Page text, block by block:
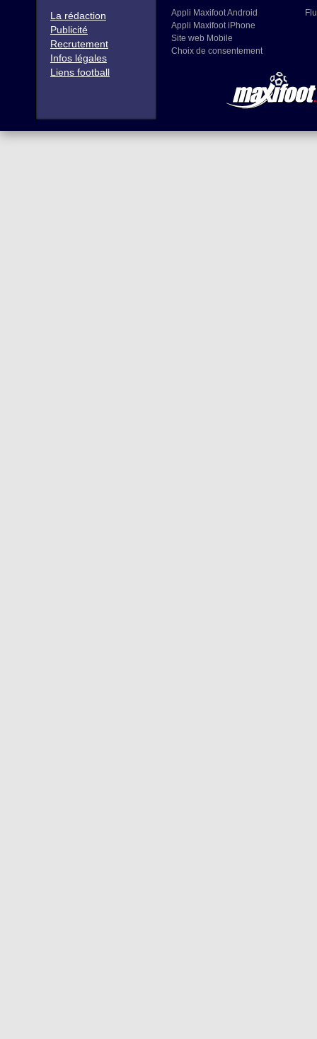
La rédaction
Publicité
Recrutement
Infos légales
Liens football
Appli Maxifoot Android
Appli Maxifoot iPhone
Site web Mobile
Choix de consentement